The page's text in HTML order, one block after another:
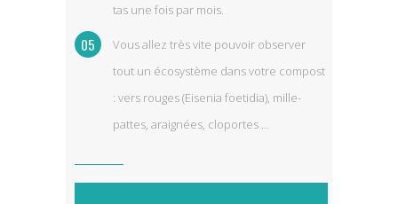
tas une fois par mois.
Vous allez très vite pouvoir observer
tout un écosystème dans votre compost
: vers rouges (Eisenia foetidia), mille-
pattes, araignées, cloportes …